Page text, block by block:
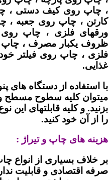
، چاپ روی کیف دستی ،
کارتن ، چاپ روی جعبه ،
ورقهای فلزی ، چاپ
ظروف یکبار مصرف ، چاپ
فلزی ، چاپ روی فیلتر
غذایی.
با استفاده از دستگاه
میتوان کلیه سطوح مسطح
بزنید. و کلیه قابلتهای این
را از آن خود کنید.
هزینه های چاپ و تیراژ :
بر خلاف بسیاری از انواع
صرفه اقتصادی و قابلیت